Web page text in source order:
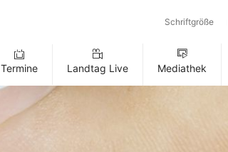
Schriftgröße
Termine Landtag Live Mediathek